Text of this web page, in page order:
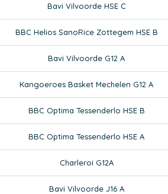
Bavi Vilvoorde HSE C
BBC Helios SanoRice Zottegem HSE B
Bavi Vilvoorde G12 A
Kangoeroes Basket Mechelen G12 A
BBC Optima Tessenderlo HSE B
BBC Optima Tessenderlo HSE A
Charleroi G12A
Bavi Vilvoorde J16 A